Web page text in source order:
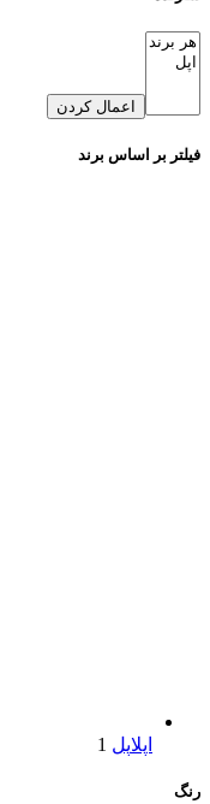
اعمال کردن
فیلتر بر اساس برند
اپلاپل 1
رنگ